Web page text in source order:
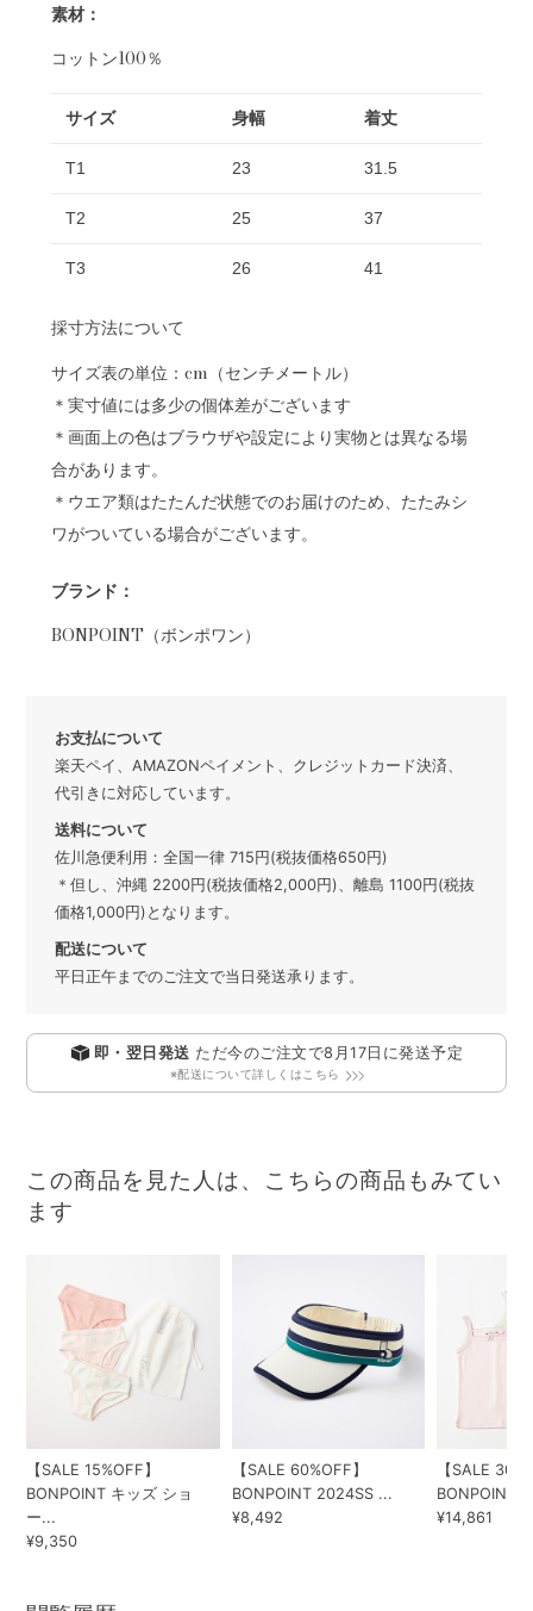
素材：
コットン100％
サイズ 身幅 着丈
T1 23 31.5
T2 25 37
T3 26 41
採寸方法について
サイズ表の単位：cm（センチメートル）
＊実寸値には多少の個体差がございます
＊画面上の色はブラウザや設定により実物とは異なる場
合があります。
＊ウエア類はたたんだ状態でのお届けのため、たたみシ
ワがついている場合がございます。
ブランド：
BONPOINT（ボンポワン）
お支払について
楽天ペイ、AMAZONペイメント、クレジットカード決済、
代引きに対応しています。
送料について
佐川急便利用：全国一律 715円(税抜価格650円)
＊但し、沖縄 2200円(税抜価格2,000円)、離島 1100円(税抜
価格1,000円)となります。
配送について
平日正午までのご注文で当日発送承ります。
即・翌日発送 ただ今のご注文で8月17日 に発送予定
※配送について詳しくはこちら
この商品を見た人は、こちらの商品もみてい
ます
【SALE 15%OFF】
BONPOINT キッズ ショ
ー...
¥9,350
【SALE 60%OFF】
BONPOINT 2024SS ...
¥8,492
【SALE
BONPOINT
¥14,861